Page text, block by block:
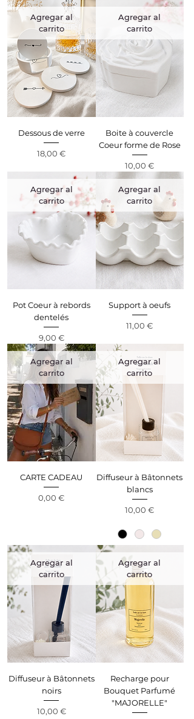
Agregar al
carrito
Dessous de verre
Precio
18,00 €
Agregar al
carrito
Boite à couvercle
Coeur forme de Rose
Precio
10,00 €
Agregar al
carrito
Pot Coeur à rebords
dentelés
Precio
9,00 €
Agregar al
carrito
Support à oeufs
Precio
11,00 €
Agregar al
carrito
CARTE CADEAU
Precio
0,00 €
Agregar al
carrito
Diffuseur à Bâtonnets
blancs
Precio
10,00 €
Agregar al
carrito
Diffuseur à Bâtonnets
noirs
Precio
10,00 €
Agregar al
carrito
Recharge pour
Bouquet Parfumé
"MAJORELLE"